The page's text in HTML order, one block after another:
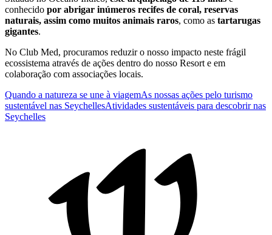
conhecido por abrigar inúmeros recifes de coral, reservas
naturais, assim como muitos animais raros, como as tartarugas
gigantes.
No Club Med, procuramos reduzir o nosso impacto neste frágil
ecossistema através de ações dentro do nosso Resort e em
colaboração com associações locais.
Quando a natureza se une à viagemAs nossas ações pelo turismo
sustentável nas SeychellesAtividades sustentáveis para descobrir nas
Seychelles